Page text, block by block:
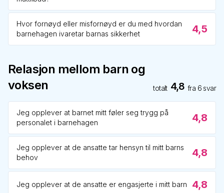
Hvor fornøyd eller misfornøyd er du med hvordan
barnehagen ivaretar barnas sikkerhet
4,5
Relasjon mellom barn og
voksen
totalt 4,8 fra 6 svar
Jeg opplever at barnet mitt føler seg trygg på
personalet i barnehagen
4,8
Jeg opplever at de ansatte tar hensyn til mitt barns
behov
4,8
Jeg opplever at de ansatte er engasjerte i mitt barn 4,8